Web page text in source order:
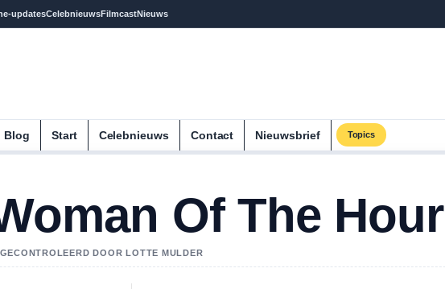
updatesCelebnieuwsFilmcastNieuws
Blog Start Celebnieuws Contact Nieuwsbrief Topics
Of The Hour
DOOR LOTTE MULDER